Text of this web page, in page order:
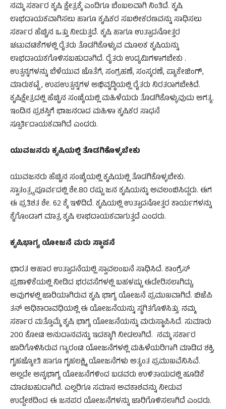
ನಮ್ಮ ಸರ್ಕಾರ ಕೃಷಿ ಕ್ಷೇತ್ರಕ್ಕೆ ಎಂದಿಗೂ ಬೆಂಬಲವಾಗಿ ನಿಂತಿದೆ. ಕೃಷಿ
ಲಾಭದಾಯಕವಾಗಿಸಲು ಹಾಗೂ ಕೃಷಿಕರ ಸಬಲೀಕರಣವನ್ನು ಸಾಧಿಸಲು
ಸರ್ಕಾರ ಹೆಚ್ಚಿನ ಒತ್ತು ನೀಡುತ್ತದೆ. ಕೃಷಿ ಹಾಗೂ ಉತ್ಪಾದನೋತ್ತರ
ಚಟುವಟಿಕೆಗಳಲ್ಲಿ ರೈತರು ತೊಡಗಿಕೊಳ್ಳುವ ಮೂಲಕ ಕೃಷಿಯನ್ನು
ಲಾಭದಾಯಕಗೊಳಿಸಬಹುದಾಗಿದೆ. ರೈತರು ಉದ್ಯಮಿಗಳಾಗಬೇಕು .
ಉತ್ಪನ್ನಗಳನ್ನು ಬೆಳೆಯುವ ಜೊತೆಗೆ, ಸಂಗ್ರಹಣೆ, ಸಂಸ್ಕರಣೆ, ಪ್ಯಾಕೇಜಿಂಗ್,
ಮಾರುಕಟ್ಟೆ , ಉಪಉತ್ಪನ್ನಗಳ ಅಭಿವೃದ್ಧಿಯಲ್ಲಿ ರೈತರು ನಿರತರಾಗಬೇಕಿದೆ.
ಕೃಷಿಕ್ಷೇತ್ರದಲ್ಲಿ ಹೆಚ್ಚಿನ ಸಂಖ್ಯೆಯಲ್ಲಿ ಮಹಿಳೆಯರು ತೊಡಗಿಕೊಳ್ಳುವುದು ಅಗತ್ಯ.
ಇಂದಿನ ಪ್ರಶಸ್ತಿಗೆ ಭಾಜನರಾದ ಮಹಿಳಾ ಕೃಷಿಕರ ಸಾಧನೆ
ಸ್ಪೂರ್ತಿದಾಯಕವಾಗಿದೆ ಎಂದರು.
ಯುವಜನರು ಕೃಷಿಯಲ್ಲಿ ತೊಡಗಿಕೊಳ್ಳಬೇಕು
ಯುವಜನರು ಹೆಚ್ಚಿನ ಸಂಖ್ಯೆಯಲ್ಲಿ ಕೃಷಿಯಲ್ಲಿ ತೊಡಗಿಕೊಳ್ಳಬೇಕು.
ಸ್ವಾತಂತ್ರ್ಯಪೂರ್ವದಲ್ಲಿ ಶೇ.80 ರಷ್ಟು ಜನ ಕೃಷಿಯನ್ನು ಅವಲಂಬಿಸಿದ್ದರು. ಈಗ
ಈ ಪ್ರತಿಶತ ಶೇ. 62 ಕ್ಕೆ ಇಳಿದಿದೆ. ಕೃಷಿಯಲ್ಲಿ ಉತ್ಪಾದನೋತ್ತರ ಕಾರ್ಯಗಳನ್ನು
ಕೈಗೊಂಡಾಗ ಮಾತ್ರ ಕೃಷಿ ಲಾಭದಾಯಕವಾಗುತ್ತದೆ ಎಂದರು.
ಕೃಷಿಭಾಗ್ಯ ಯೋಜನೆ ಮರು ಸ್ಥಾಪನೆ
ಭಾರತ ಆಹಾರ ಉತ್ಪಾದನೆಯಲ್ಲಿ ಸ್ವಾವಲಂಬನೆ ಸಾಧಿಸಿದೆ. ಕಾಂಗ್ರೆಸ್
ಪ್ರಣಾಳಿಕೆಯಲ್ಲಿ ನೀಡಿದ ಭರವಸೆಗಳಲ್ಲಿ ಬಹಳಷ್ಟು ಈಡೇರಿಸಲಾಗಿದ್ದು,
ಅವುಗಳಲ್ಲಿ ಜಾರಿಯಾಗಿರುವ ಕೃಷಿ ಭಾಗ್ಯ ಯೋಜನೆ ಪ್ರಮುಖವಾಗಿದೆ. ಬಿಜೆಪಿ
ತನ್ ಅಧಿಕಾರಾವಧಿಯಲ್ಲಿ ಈ ಯೋಜನೆಯನ್ನು ಸ್ಥಗಿತಗೊಳಿಸಿತ್ತು. ನಮ್ಮ
ಸರ್ಕಾರ ಮತ್ತೊಮ್ಮೆ ಕೃಷಿ ಭಾಗ್ಯ ಯೋಜನೆಯನ್ನು ಮರುಸ್ಥಾಪಿಸಿದೆ. ಸುಮಾರು
200 ಕೋಟಿ ಅನುದಾನವನ್ನು ಇದಕ್ಕಾಗಿ ನೀಡಲಾಗಿದೆ. ನಮ್ಮ ಸರ್ಕಾರ
ಜಾರಿಗೊಳಿಸಿರುವ ಗ್ಯಾರಂಟಿ ಯೋಜನೆಗಳಲ್ಲಿ ಮಹಿಳೆಯರಿಗಾಗಿ ಮಾಡಿದ ಶಕ್ತಿ,
ಗೃಹಜ್ಯೋತಿ ಹಾಗೂ ಗೃಹಲಕ್ಷ್ಮಿ ಯೋಜನೆಗಳು ಅತ್ಯಂತ ಪ್ರಮುಖವೆನಿಸಿವೆ.
ಅಲ್ಲದೇ ಅನ್ನಭಾಗ್ಯ ಯೋಜನೆಗಳಿಂದ ಬಡವರು ಉಳಿತಾಯದಲ್ಲಿ ಹೂಡಿಕೆ
ಮಾಡಬಹುದಾಗಿದೆ. ಎಲ್ಲರಿಗೂ ಸಮಾನ ಅವಕಾಶವನ್ನು ನೀಡುವ
ಉದ್ದೇಶದಿಂದ ಈ ಜನಪರ ಯೋಜನೆಗಳನ್ನು ಜಾರಿಗೊಳಿಸಲಾಗಿದೆ ಎಂದರು.